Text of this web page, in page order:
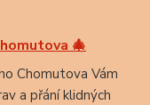
🎄
Chomutova Vám
a přání klidných